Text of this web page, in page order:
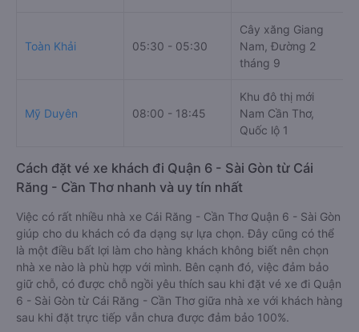
Toàn Khải 05:30 - 05:30
Cây xăng Giang
Nam, Đường 2
tháng 9
Mỹ Duyên 08:00 - 18:45
Khu đô thị mới
Nam Cần Thơ,
Quốc lộ 1
Cách đặt vé xe khách đi Quận 6 - Sài Gòn từ Cái
Răng - Cần Thơ nhanh và uy tín nhất
Việc có rất nhiều nhà xe Cái Răng - Cần Thơ Quận 6 - Sài Gòn
giúp cho du khách có đa dạng sự lựa chọn. Đây cũng có thể
là một điều bất lợi làm cho hàng khách không biết nên chọn
nhà xe nào là phù hợp với mình. Bên cạnh đó, việc đảm bảo
giữ chỗ, có được chỗ ngồi yêu thích sau khi đặt vé xe đi Quận
6 - Sài Gòn từ Cái Răng - Cần Thơ giữa nhà xe với khách hàng
sau khi đặt trực tiếp vẫn chưa được đảm bảo 100%.